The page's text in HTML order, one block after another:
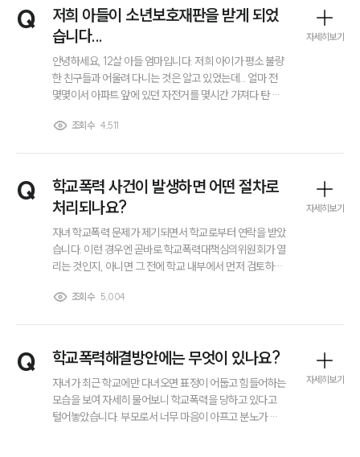
그룹소개
대륜의 강점
글로벌 파트너 로펌
고객의 소리
통합검색
AI대륜
주요 업무사례
사례분석/최신동향
법률정보
법률지식인
고객후기
정도로 힘듭니다. 학교폭력공소시효가 있는지 모르겠지만
가해자들의 폭력은 고등학교 시절 내내 이어졌고, 저는 지
금 21살이니 2년 정도 지나긴 했네요. 공소시효 기간이 혹
시라도 아직 안 끝났다면 지금이라도 신고할까 생각 중입
니다.
Q
저희 아들이 소년보호재판을 받게 되었
습니다...
안녕하세요, 12살 아들 엄마입니다. 저희 아이가 평소 불량
한 친구들과 어울려 다니는 것은 알고 있었는데... 얼마 전
몇몇이서 아파트 앞에 있던 자전거를 몇시간 가져다 탄 게
의 남겨봅니다. 촉법소년에 해당하는 나이라 우선 형사처
판은 심각한 경우다 보니 너무 걱정이 돼서 잠도 안 옵니다.
소년보호재판 절차 같은 건 어떻게 진행되는지, 특수절도
는 어떤 처분이 내려지는 건지 잘 감이 오지 않는데 설명 좀
부탁드려도 될까요? 그리고 이런 상황에서는 변호사가 있
는 게 실제로 더 도움이 되는지 궁금합니다.
조회수 4,511
자세히보기
Q
학교폭력 사건이 발생하면 어떤 절차로
처리되나요?
자녀 학교폭력 문제가 제기되면서 학교로부터 연락을 받았
습니다. 이런 경우엔 곧바로 학교폭력대책심의위원회가 열
리는 것인지, 아니면 그 전에 학교 내부에서 먼저 검토하는
이후 전담기구는 어떤 역할을 수행하며 학교장은 어떤 과
조회수 5,004
자세히보기
Q 학교폭력해결방안에는 무엇이 있나요?
자녀가 최근 학교에만 다녀오면 표정이 어둡고 힘들어하는
모습을 보여 자세히 물어보니 학교폭력을 당하고 있다고
털어놓았습니다. 부모로서 너무 마음이 아프고 분노가 치
자세히보기